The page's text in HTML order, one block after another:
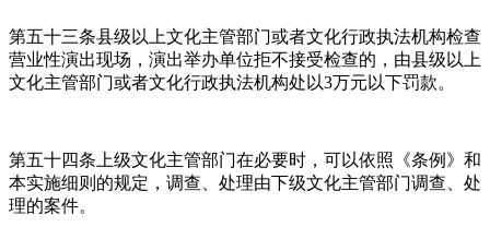
第五十三条县级以上文化主管部门或者文化行政执法机构检查
营业性演出现场，演出举办单位拒不接受检查的，由县级以上
文化主管部门或者文化行政执法机构处以3万元以下罚款。
第五十四条上级文化主管部门在必要时，可以依照《条例》和
本实施细则的规定，调查、处理由下级文化主管部门调查、处
理的案件。